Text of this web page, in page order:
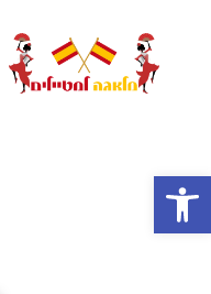
פתח סרגל נגישות